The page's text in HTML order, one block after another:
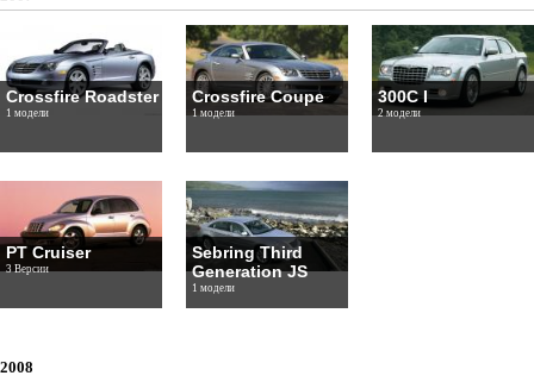
Crossfire Roadster
1 модели
Crossfire Coupe
1 модели
300C I
2 модели
PT Cruiser
3 Версии
Sebring Third
Generation JS
1 модели
2008